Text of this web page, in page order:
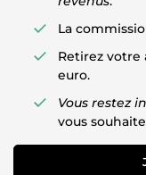
La
Retirez votre
euro.
Vous restez
vous